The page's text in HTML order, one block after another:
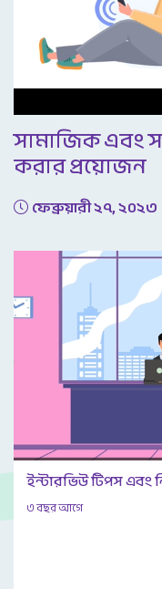
সামাজিক এবং
করার প্রয়োজন
ফেব্রুয়ারী ২৭, ২০২৩
ইন্টারভিউ টিপস এবং
৩ বছর আগে